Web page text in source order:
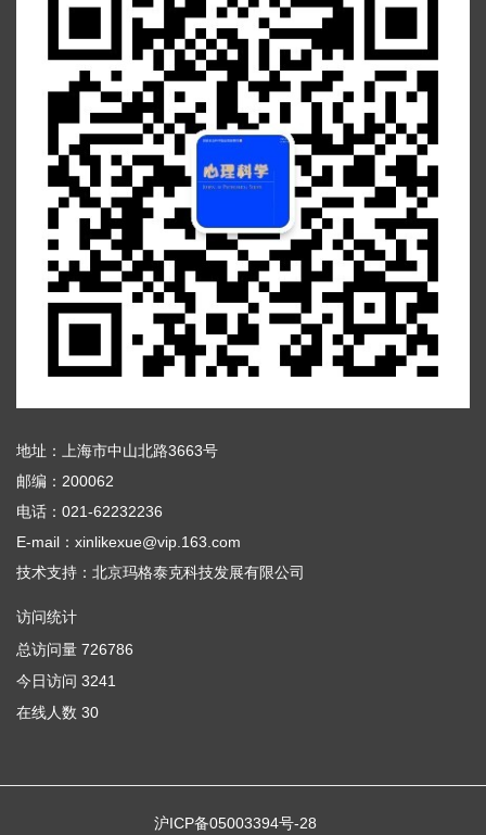
地址：上海市中山北路3663号
邮编：200062
电话：021-62232236
E-mail：xinlikexue@vip.163.com
技术支持： 北京玛格泰克科技发展有限公司
访问统计
总访问量 726786
今日访问 3241
在线人数 30
沪ICP备05003394号-28